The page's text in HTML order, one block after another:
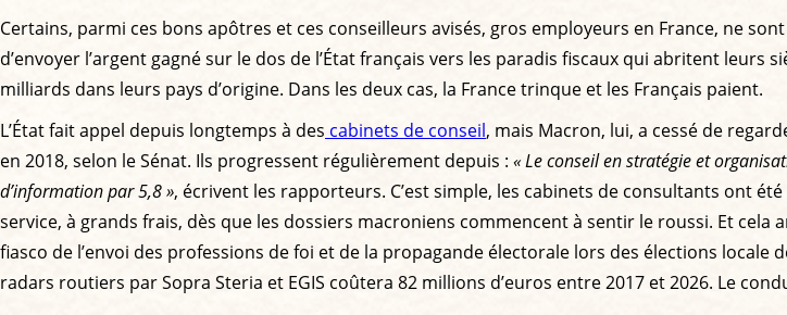
Certains, parmi ces bons apôtres et ces conseilleurs avisés, gros employeurs en France, ne
d’envoyer l’argent gagné sur le dos de l’État français vers les paradis fiscaux qui abritent leurs
milliards dans leurs pays d’origine. Dans les deux cas, la France trinque et les Français paient.
L’État fait appel depuis longtemps à des cabinets de conseil, mais Macron, lui, a cessé de
en 2018, selon le Sénat. Ils progressent régulièrement depuis : « Le conseil en stratégie et
d’information par 5,8 », écrivent les rapporteurs. C’est simple, les cabinets de consultants ont
service, à grands frais, dès que les dossiers macroniens commencent à sentir le roussi. Et
fiasco de l’envoi des professions de foi et de la propagande électorale lors des élections
radars routiers par Sopra Steria et EGIS coûtera 82 millions d’euros entre 2017 et 2026. Le